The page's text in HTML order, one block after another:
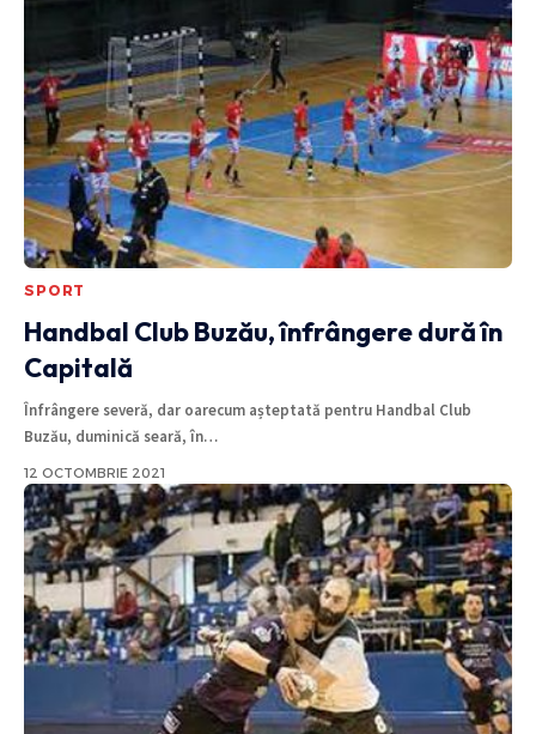
SPORT
Handbal Club Buzău, înfrângere dură în
Capitală
Înfrângere severă, dar oarecum așteptată pentru Handbal Club
Buzău, duminică seară, în…
12 OCTOMBRIE 2021